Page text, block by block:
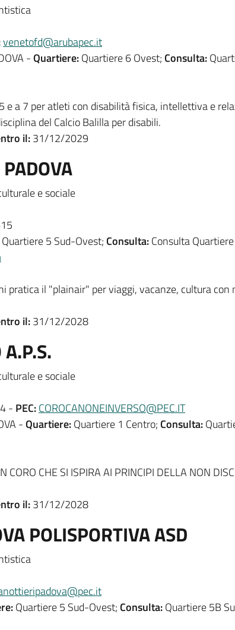
venetofd@arubapec.it
-Quartiere:Quartiere 6 Ovest; Consulta:
e a 7 per atleti con disabilità fisica, intellettiva e
del Calcio Balilla per disabili.
il:31/12/2029
e sociale
Quartiere 5 Sud-Ovest; Consulta:Consulta
il "plainair" per viaggi, vacanze, cultura
il:31/12/2028
e sociale
- PEC:COROCANONEINVERSO@PEC.IT
-Quartiere:Quartiere 1 Centro; Consulta:
CORO CHE SI ISPIRA AI PRINCIPI DELLA NON
il:31/12/2028
POLISPORTIVA ASD
Quartiere 5 Sud-Ovest; Consulta:Quartiere 5B